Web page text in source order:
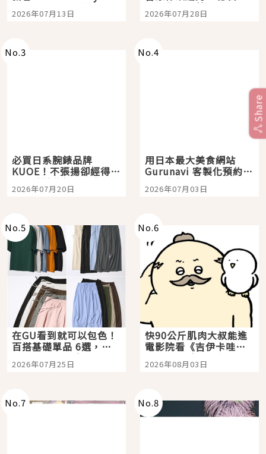
Tokyo Plaza」搭船、
購物、美食及夜景，一
2026年07月13日 影視作品推薦
2026年07月28日
No.3
必買日系腕錶品牌
KUOE！不張揚卻經得起
時間洗鍊的經典之作五
選
2026年07月20日
No.4
用日本最大美食網站
Gurunavi 客製化預約九
大都市餐廳，打造專屬
美食體驗！
2026年07月03日
No.5
在GU看到就可以包色！
百搭基礎單品 6選，閉
眼全收也不心疼
2026年07月25日
No.6
快90公斤肌肉大叔能進
電影院看《吉伊卡哇》
嗎？日本重金屬樂團
「打首」會長與nagano
2026年08月03日
No.7 No.8
Share